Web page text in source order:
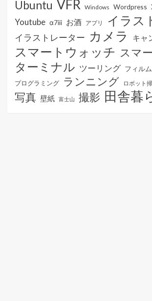
Ubuntu VFR Windows Wordpress
Youtube α7iii お酒 アプリ イラス
イラストレーター カメラ キャ
スマートウォッチ スマ
ターミナル ツーリング フィル
プログラミング ランニング ロボット
写真 壁紙 富士山 撮影 田舎暮